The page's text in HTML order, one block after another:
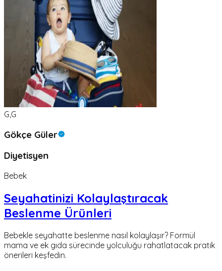
G,G
Gökçe Güler
Diyetisyen
Bebek
Seyahatinizi Kolaylaştıracak
Beslenme Ürünleri
Bebekle seyahatte beslenme nasıl kolaylaşır? Formül
mama ve ek gıda sürecinde yolculuğu rahatlatacak pratik
önerileri keşfedin.